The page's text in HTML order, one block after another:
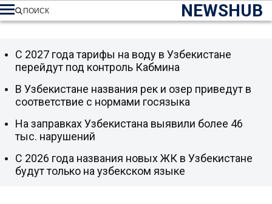
NEWSHUB
ПОИСК
С 2027 года тарифы на воду в Узбекистане
перейдут под контроль Кабмина
В Узбекистане названия рек и озер приведут в
соответствие с нормами госязыка
На заправках Узбекистана выявили более 46
тыс. нарушений
С 2026 года названия новых ЖК в Узбекистане
будут только на узбекском языке